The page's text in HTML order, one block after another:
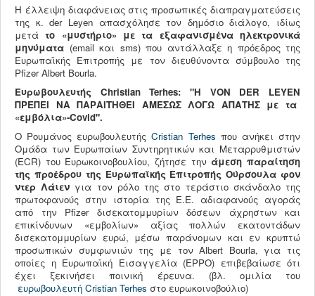
Η έλλειψη διαφάνειας στις προσωπικές διαπραγματεύσεις
της κ. der Leyen απασχόλησε τον δημόσιο διάλογο, ιδίως
μετάτο «μυστήριο» με τα εξαφανισμένα ηλεκτρονικά
μηνύματα (email και sms) που αντάλλαξε η πρόεδρος της
Ευρωπαϊκής Επιτροπής με τον διευθύνοντα σύμβουλο της
Pfizer Albert Bourla.
Ευρωβουλευτής Christian Terhes: "Η VON DER
LEYEN
ΠΡΕΠΕΙ ΝΑ ΠΑΡΑΙΤΗΘΕΙ ΑΜΕΣΩΣ ΛΟΓΩ ΑΠΑΤΗΣ με τα
«εμβόλια»-Covid".
Ο Ρουμάνος ευρωβουλευτήςCristian Terhes που ανήκει στην
Ομάδα των Ευρωπαίων Συντηρητικών και Μεταρρυθμιστών
(ECR) του Ευρωκοινοβουλίου, ζήτησε τηνάμεση παραίτηση
της προέδρου της Ευρωπαϊκής Επιτροπής Ούρσουλα φον
ντερ Λάιεν για τον ρόλο της στο τεράστιο σκάνδαλο της
πρωτοφανούς στην ιστορία της Ε.Ε. αδιαφανούς αγοράς
από την Pfizer δισεκατομμυρίων δόσεων άχρηστων και
επικίνδυνων «εμβολίων» αξίας πολλών εκατοντάδων
δισεκατομμυρίων ευρώ, μέσω παράνομων και εν κρυπτώ
προσωπικών συμφωνιών της με τον Albert Bourla, για τις
οποίες η Ευρωπαϊκή Εισαγγελία (EPPO) επιβεβαίωσε ότι
έχει ξεκινήσει ποινική έρευνα. (βλ. ομιλία του
ευρωβουλευτή Cristian Terhes στο ευρωκοινοβούλιο)